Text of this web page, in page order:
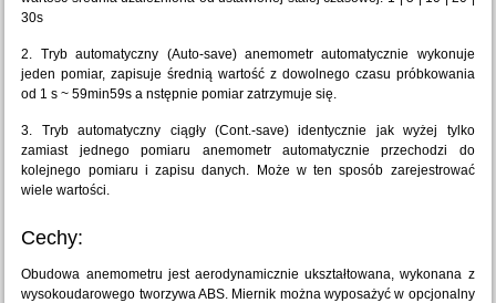
30s
2. Tryb automatyczny (Auto-save) anemometr automatycznie wykonuje
jeden pomiar, zapisuje średnią wartość z dowolnego czasu próbkowania
od 1 s ~ 59min59s a nstępnie pomiar zatrzymuje się.
3. Tryb automatyczny ciągły (Cont.-save) identycznie jak wyżej tylko
zamiast jednego pomiaru anemometr automatycznie przechodzi do
kolejnego pomiaru i zapisu danych. Może w ten sposób zarejestrować
wiele wartości.
Cechy:
Obudowa anemometru jest aerodynamicznie ukształtowana, wykonana z
wysokoudarowego tworzywa ABS. Miernik można wyposażyć w opcjonalny